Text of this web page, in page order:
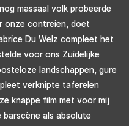
massaal volk probeerde
onze contreien, doet
Du Welz compleet het
voor ons Zuidelijke
landschappen, gure
verknipte taferelen
knappe film met voor mij
barscène als absolute